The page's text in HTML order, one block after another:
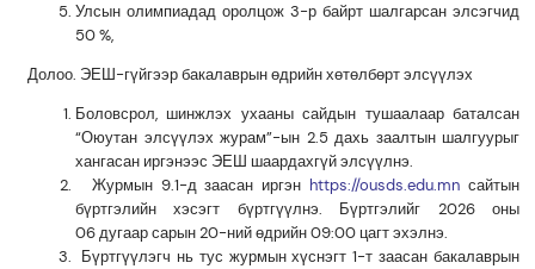
Улсын олимпиадад оролцож 3-р байрт шалгарсан элсэгчид
50%,
Долоо. ЭЕШ-гүйгээр бакалаврын өдрийн хөтөлбөрт элсүүлэх
Боловсрол, шинжлэх ухааны сайдын тушаалаар баталсан
“Оюутан элсүүлэх журам”-ын 2.5 дахь заалтын шалгуурыг
хангасан иргэнээс ЭЕШ шаардахгүй элсүүлнэ.
Журмын 9.1-д заасан иргэн https://ousds.edu.mn сайтын
бүртгэлийн хэсэгт бүртгүүлнэ. Бүртгэлийг 2026 оны
06дугаар сарын 20-ний өдрийн 09:00 цагтэхэлнэ.
Бүртгүүлэгч нь тус журмын хүснэгт 1-т заасан бакалаврын